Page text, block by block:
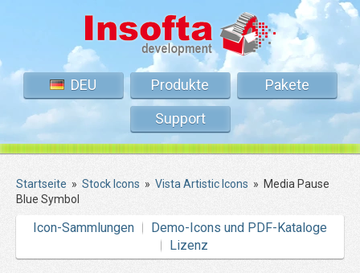
DEU Produkte
Pakete
Support
Startseite » Stock Icons » Vista Artistic Icons » Media Pause
Blue Symbol
Icon-Sammlungen
Demo-Icons und PDF-Kataloge
Lizenz